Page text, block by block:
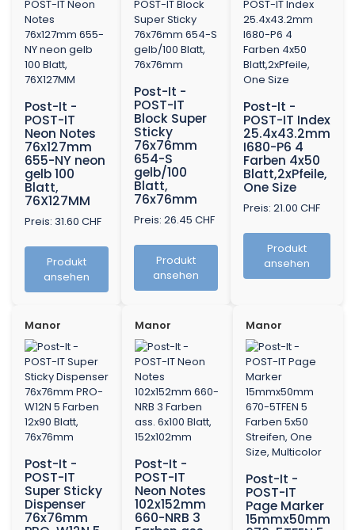
Post-It -
POST-IT
Neon Notes
76x127mm
655-NY neon
gelb 100
Blatt,
76X127MM
Preis: 31.60 CHF
Produkt
ansehen
Post-It -
POST-IT
Block Super
Sticky
76x76mm
654-S
gelb/100
Blatt,
76x76mm
Preis: 26.45 CHF
Produkt
ansehen
Post-It -
POST-IT Index
25.4x43.2mm
I680-P6 4
Farben 4x50
Blatt,2xPfeile,
One Size
Preis: 21.00 CHF
Produkt
ansehen
Manor
Post-It -
POST-IT
Super Sticky
Dispenser
76x76mm
Manor
Post-It -
POST-IT
Neon Notes
102x152mm
660-NRB 3
Manor
Post-It -
POST-IT
Page Marker
15mmx50mm